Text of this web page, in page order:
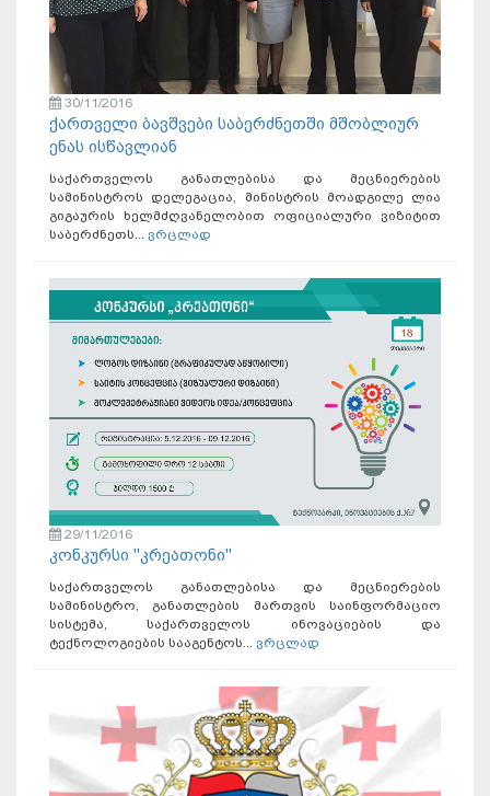
30/11/2016
ქართველი ბავშვები საბერძნეთში მშობლიურ
ენას ისწავლიან
საქართველოს განათლებისა და მეცნიერების
სამინისტროს დელეგაცია, მინისტრის მოადგილე ლია
გიგაურის ხელმძღვანელობით ოფიციალური ვიზიტით
საბერძნეთს... ვრცლად
29/11/2016
კონკურსი "კრეათონი"
საქართველოს განათლებისა და მეცნიერების
სამინისტრო, განათლების მართვის საინფორმაციო
სისტემა, საქართველოს ინოვაციების და
ტექნოლოგიების სააგენტოს... ვრცლად